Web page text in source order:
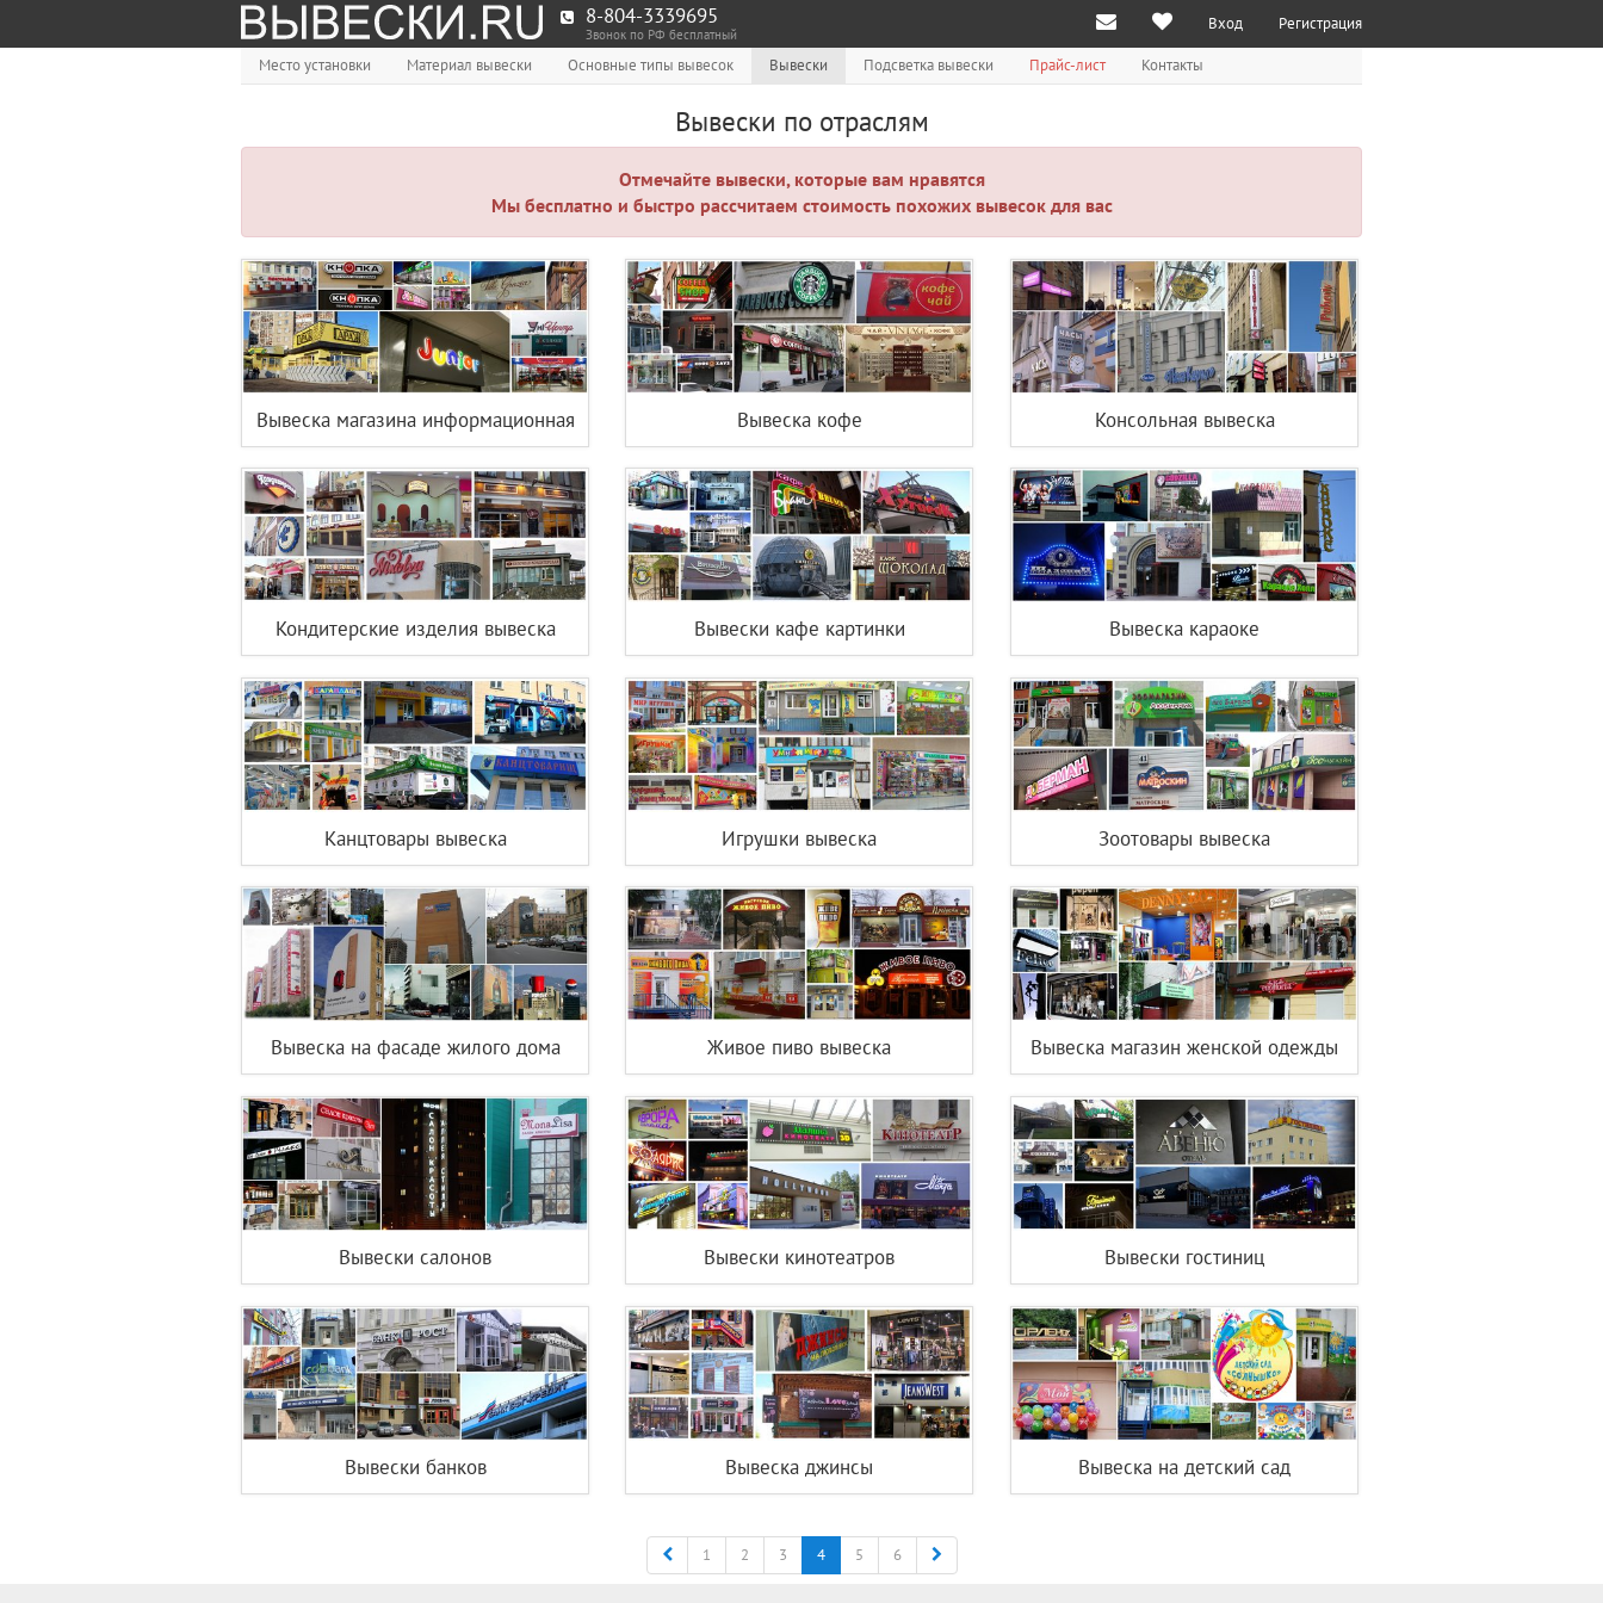
8-804-3339695
Звонок по РФ бесплатный
Вход Регистрация
Место установки Материал вывески Основные типы вывесок Вывески Подсветка вывески Прайс-лист Контакты
Вывески по отраслям
Отмечайте вывески, которые вам нравятся
Мы бесплатно и быстро рассчитаем стоимость похожих вывесок для вас
Вывеска магазина информационная Вывеска кофе Консольная вывеска
Кондитерские изделия вывеска Вывески кафе картинки Вывеска караоке
Канцтовары вывеска Игрушки вывеска Зоотовары вывеска
Вывеска на фасаде жилого дома Живое пиво вывеска Вывеска магазин женской одежды
Вывески салонов Вывески кинотеатров Вывески гостиниц
Вывески банков Вывеска джинсы Вывеска на детский сад
Назад 1 2 3 4 5 6 Вперед